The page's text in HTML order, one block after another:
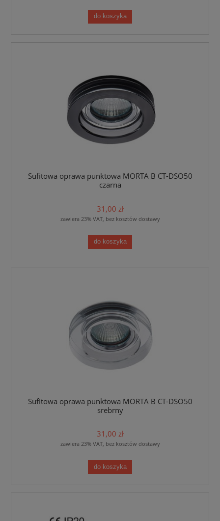
do koszyka
Sufitowa oprawa punktowa MORTA B CT-DSO50
czarna
31,00 zł
zawiera 23% VAT, bez kosztów dostawy
do koszyka
Sufitowa oprawa punktowa MORTA B CT-DSO50
srebrny
31,00 zł
zawiera 23% VAT, bez kosztów dostawy
do koszyka